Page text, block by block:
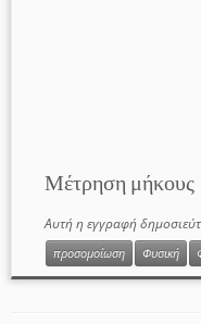
Μέτρηση μήκους
Αυτή η εγγραφή
προσομοίωση
Φυσική